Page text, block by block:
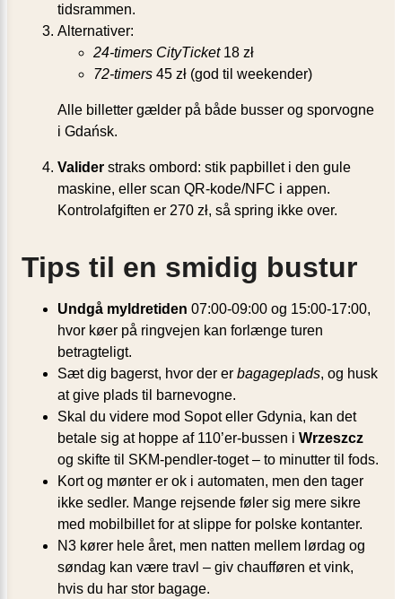
tidsrammen.
Alternativer:
24-timers CityTicket18 zł
72-timers 45 zł (god til weekender)
Alle billetter gælder på både busser og sporvogne
i Gdańsk.
Valider straks ombord: stik papbillet i den gule
maskine, eller scan QR-kode/NFC i appen.
Kontrolafgiften er 270 zł, så spring ikke over.
Tips til en smidig bustur
Undgå myldretiden 07:00-09:00 og 15:00-17:00,
hvor køer på ringvejen kan forlænge turen
betragteligt.
Sæt dig bagerst, hvor der er bagageplads, og husk
at give plads til barnevogne.
Skal du videre mod Sopot eller Gdynia, kan det
betale sig at hoppe af 110’er-bussen i Wrzeszcz
og skifte til SKM-pendler-toget – to minutter til fods.
Kort og mønter er ok i automaten, men den tager
ikke sedler. Mange rejsende føler sig mere sikre
med mobilbillet for at slippe for polske kontanter.
N3 kører hele året, men natten mellem lørdag og
søndag kan være travl – giv chaufføren et vink,
hvis du har stor bagage.